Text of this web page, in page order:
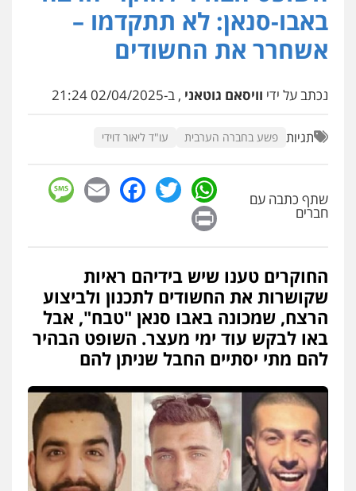
נוער רישום פלילי
0522763105
פלילי צבאי מעצרים וחקירות
עו"ד אלון קריטי
כלכלי אלימות סמים מעצרים
0525544654
משפחה גישור
0507206063
עו"ד זוהר ארבל
פלילי פשיעה חמורה מעצרים וחקירות
0538788878
עו"ד אסף דוק
פלילי עבירות מין סמים והימורים פשיעה
חמורה חקירות ומעצרים צווארון לבן והונאה
0526885006
באבו-סנאן: לא תתקדמו –
אשחרר את החשודים
נכתב על ידי וויסאם גוטאני , ב-02/04/2025 21:24
תגיות פשע בחברה הערבית עו"ד ליאור דוידי
שתף כתבה עם
חברים
WhatsApp
Twitter
Facebook
Email
החוקרים טענו שיש בידיהם ראיות
שקושרות את החשודים לתכנון ולביצוע
הרצח, שמכונה באבו סנאן "טבח", אבל
באו לבקש עוד ימי מעצר. השופט הבהיר
להם מתי יסתיים החבל שניתן להם